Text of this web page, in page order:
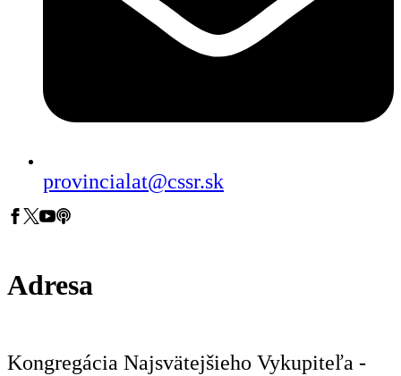
provincialat@cssr.sk
Adresa
Kongregácia Najsvätejšieho Vykupiteľa -